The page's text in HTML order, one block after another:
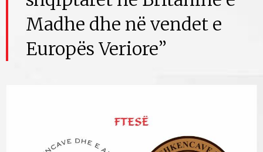
Madhe dhe në vendet e
Europës Veriore”